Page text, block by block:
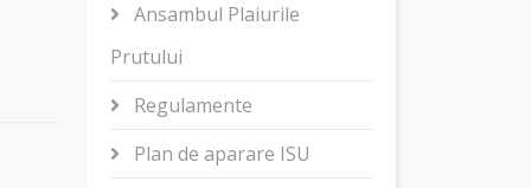
Ansambul Plaiurile
Prutului
Regulamente
Plan de aparare ISU